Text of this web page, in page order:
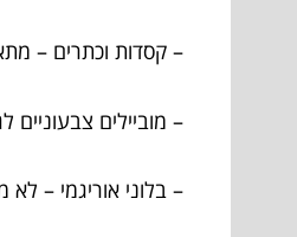
– קסדות וכתרים –
– מוביילים
– בלוני אוריגמי – לא